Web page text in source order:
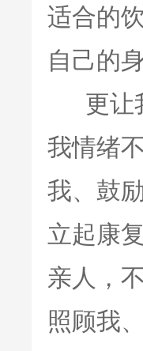
适合的
自己的
更让
我情绪
我、鼓
立起康
亲人，
照顾我